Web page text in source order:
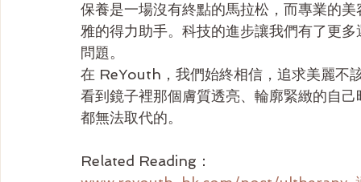
保養是一場沒有終點的馬拉松，而專業的
雅的得力助手。科技的進步讓我們有了更
問題。
在 ReYouth，我們始終相信，追求美麗不
看到鏡子裡那個膚質透亮、輪廓緊緻的自
都無法取代的。
Related Reading：